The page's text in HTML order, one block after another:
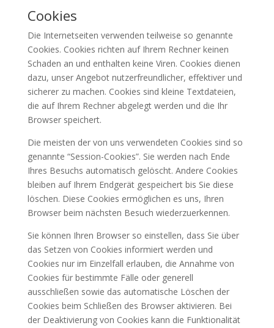
Cookies
Die Internetseiten verwenden teilweise so genannte
Cookies. Cookies richten auf Ihrem Rechner keinen
Schaden an und enthalten keine Viren. Cookies dienen
dazu, unser Angebot nutzerfreundlicher, effektiver und
sicherer zu machen. Cookies sind kleine Textdateien,
die auf Ihrem Rechner abgelegt werden und die Ihr
Browser speichert.
Die meisten der von uns verwendeten Cookies sind so
genannte “Session-Cookies”. Sie werden nach Ende
Ihres Besuchs automatisch gelöscht. Andere Cookies
bleiben auf Ihrem Endgerät gespeichert bis Sie diese
löschen. Diese Cookies ermöglichen es uns, Ihren
Browser beim nächsten Besuch wiederzuerkennen.
Sie können Ihren Browser so einstellen, dass Sie über
das Setzen von Cookies informiert werden und
Cookies nur im Einzelfall erlauben, die Annahme von
Cookies für bestimmte Fälle oder generell
ausschließen sowie das automatische Löschen der
Cookies beim Schließen des Browser aktivieren. Bei
der Deaktivierung von Cookies kann die Funktionalität